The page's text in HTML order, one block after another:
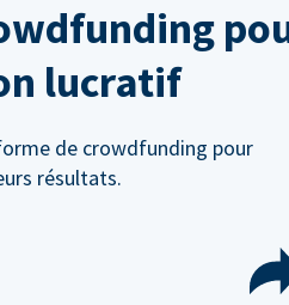
lucratif
de crowdfunding pour
résultats.